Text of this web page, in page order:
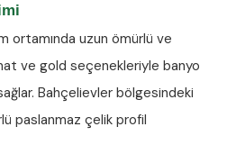
ortamında uzun ömürlü ve
ve gold seçenekleriyle banyo
Bahçelievler bölgesindeki
paslanmaz çelik profil